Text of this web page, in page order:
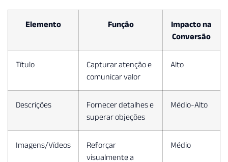
Elemento Função
Impacto na
Conversão
Título
Capturar atenção e
comunicar valor
Alto
Descrições
Fornecer detalhes e
superar objeções
Médio-Alto
Imagens/Vídeos
Reforçar
visualmente a
Médio